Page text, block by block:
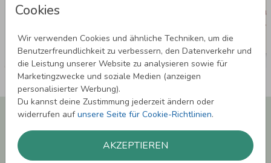
Cookies
Wir verwenden Cookies und ähnliche Techniken, um die
Benutzerfreundlichkeit zu verbessern, den Datenverkehr und
die Leistung unserer Website zu analysieren sowie für
Marketingzwecke und soziale Medien (anzeigen
personalisierter Werbung).
Du kannst deine Zustimmung jederzeit ändern oder
widerrufen aufunsere Seite für Cookie-Richtlinien.
AKZEPTIEREN
Newsletter abonnieren und 5,00 € Rabatt**
Melde Dich zu unserem Newsletter an und bleibe auf dem
Laufenden.